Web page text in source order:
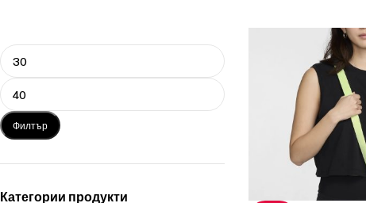
Филтър
Категории продукти